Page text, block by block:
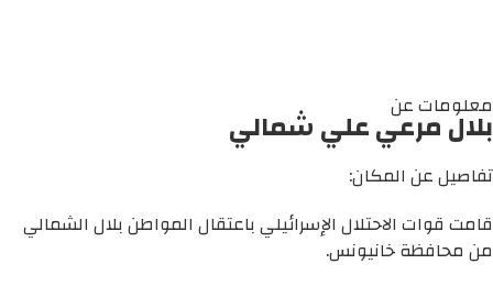
معلومات عن
بلال مرعي علي شمالي
تفاصيل عن المكان:
قامت قوات الاحتلال الإسرائيلي باعتقال المواطن بلال الشمالي
من محافظة خانيونس.